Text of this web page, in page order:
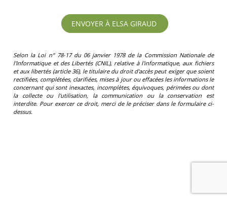
Selon la Loi n° 78-17 du 06 janvier 1978 de la Commission Nationale de
l'Informatique et des Libertés (CNIL), relative à l'informatique, aux fichiers
et aux libertés (article 36), le titulaire du droit d'accès peut exiger que soient
rectifiées, complétées, clarifiées, mises à jour ou effacées les informations le
concernant qui sont inexactes, incomplètes, équivoques, périmées ou dont
la collecte ou l'utilisation, la communication ou la conservation est
interdite. Pour exercer ce droit, merci de le préciser dans le formulaire ci-
dessus.